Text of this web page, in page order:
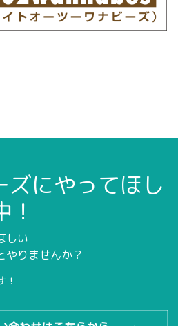
にやってほし
しい
やりませんか？
！